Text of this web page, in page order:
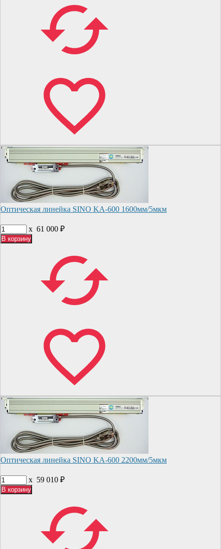
Оптическая линейка SINO KA-600 1600мм/5мкм
x 61 000 ₽
Оптическая линейка SINO KA-600 2200мм/5мкм
x 59 010 ₽